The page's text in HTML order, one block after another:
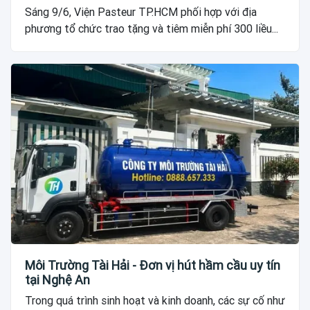
Sáng 9/6, Viện Pasteur TP.HCM phối hợp với địa
phương tổ chức trao tặng và tiêm miễn phí 300 liều...
Môi Trường Tài Hải - Đơn vị hút hầm cầu uy tín
tại Nghệ An
Trong quá trình sinh hoạt và kinh doanh, các sự cố như